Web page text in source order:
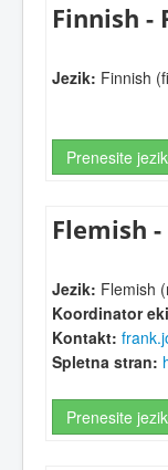
Finnish -
Jezik: Finnish
Prenesite
Flemish
Jezik: Flemish
Koordinator
Kontakt:
Spletna stran:
Prenesite